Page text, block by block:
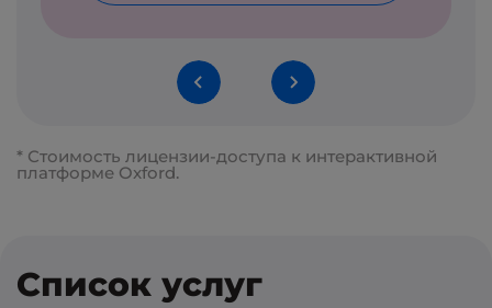
* Стоимость лицензии-доступа к интерактивной
платформе Oxford.
Список услуг